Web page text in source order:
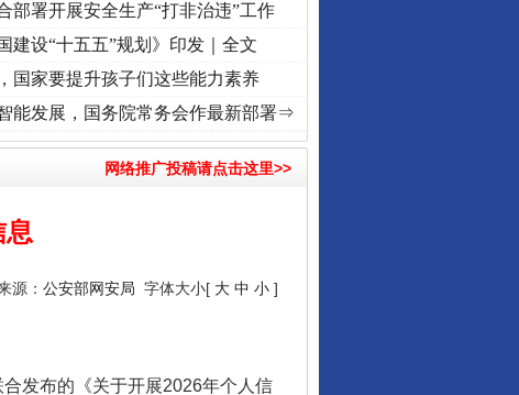
城”激荡..·[视频]牢记初心使命 奋进复兴征程丨红船起航处 潮起..
部署开展安全生产“打非治违”工作
建设“十五五”规划》印发｜全文
国家要提升孩子们这些能力素养
能发展，国务院常务会作最新部署⇒
网络推广投稿请点击这里>>
息
源： 公安部网安局 字体大小[ 大 中 小 ]
发布的《关于开展2026年个人信